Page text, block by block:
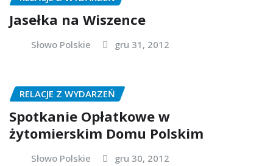
Jasełka na Wiszence
Słowo Polskie gru 31, 2012
RELACJE Z WYDARZEŃ
Spotkanie Opłatkowe w
żytomierskim Domu Polskim
Słowo Polskie gru 30, 2012